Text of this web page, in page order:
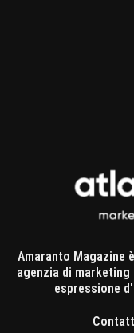
Amaranto Magazine
agenzia di
espressione